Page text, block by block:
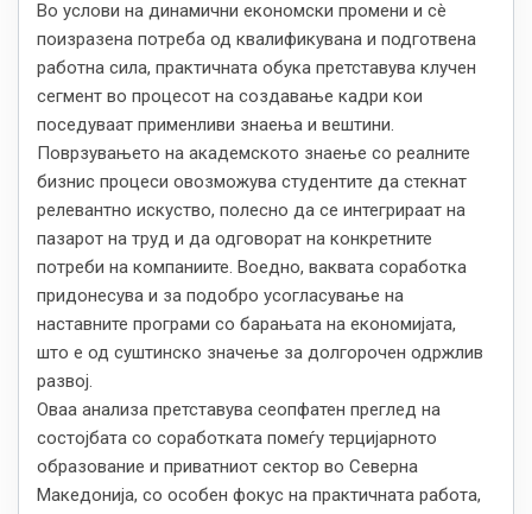
Во услови на динамични економски промени и сè
поизразена потреба од квалификувана и подготвена
работна сила, практичната обука претставува клучен
сегмент во процесот на создавање кадри кои
поседуваат применливи знаења и вештини.
Поврзувањето на академското знаење со реалните
бизнис процеси овозможува студентите да стекнат
релевантно искуство, полесно да се интегрираат на
пазарот на труд и да одговорат на конкретните
потреби на компаниите. Воедно, ваквата соработка
придонесува и за подобро усогласување на
наставните програми со барањата на економијата,
што е од суштинско значење за долгорочен одржлив
развој.
Оваа анализа претставува сеопфатен преглед на
состојбата со соработката помеѓу терцијарното
образование и приватниот сектор во Северна
Македонија, со особен фокус на практичната работа,